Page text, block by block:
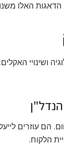
האלו
ושינויי
הם עוזרים
הלקוח.